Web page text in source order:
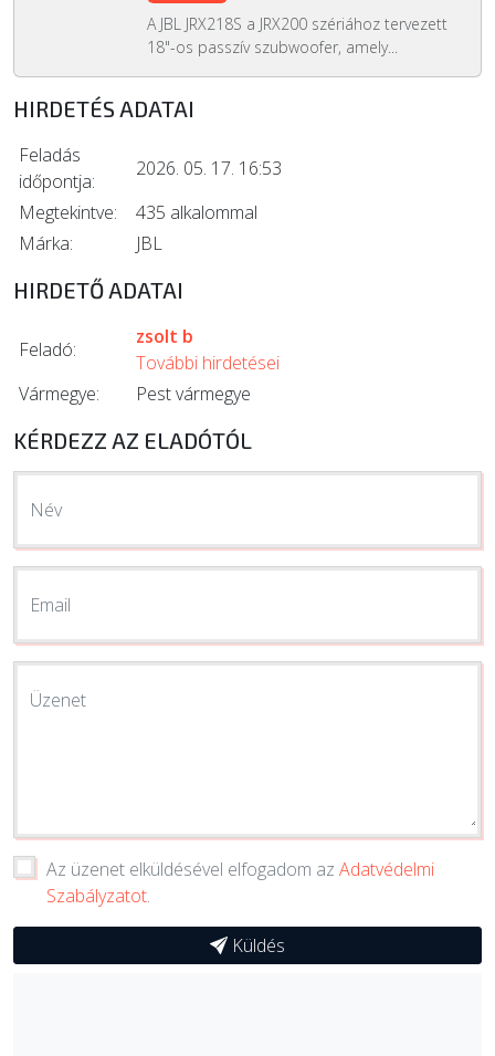
A JBL JRX218S a JRX200 szériához tervezett
18"-os passzív szubwoofer, amely...
HIRDETÉS ADATAI
Feladás
időpontja:
2026. 05. 17. 16:53
Megtekintve:
435 alkalommal
Márka:
JBL
HIRDETŐ ADATAI
Feladó:
zsolt b
További hirdetései
Vármegye:
Pest vármegye
KÉRDEZZ AZ ELADÓTÓL
Név
Email
Üzenet
Az üzenet elküldésével elfogadom az Adatvédelmi
Szabályzatot.
Küldés